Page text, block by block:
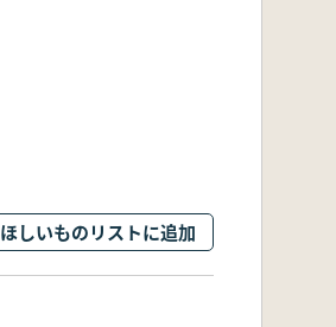
ほしいものリストに追加